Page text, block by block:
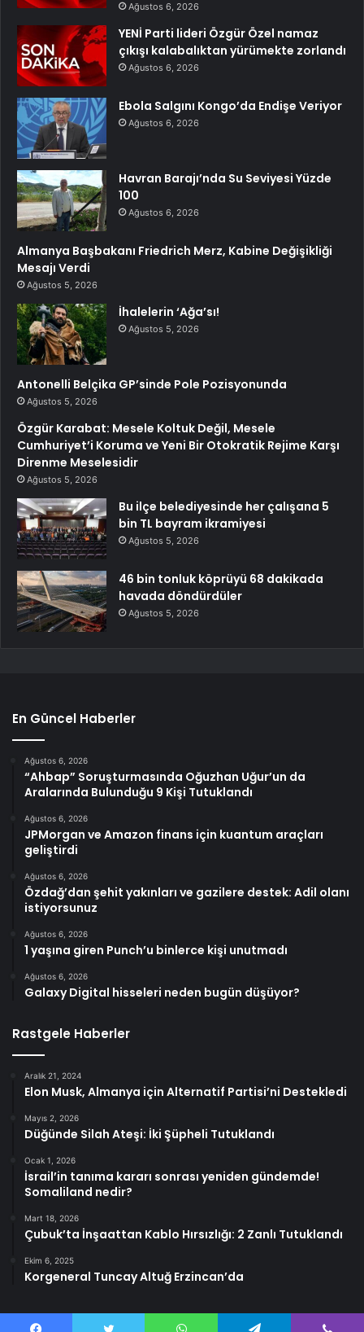
Ağustos 6, 2026
YENİ Parti lideri Özgür Özel namaz
çıkışı kalabalıktan yürümekte zorlandı
Ağustos 6, 2026
Ebola Salgını Kongo’da Endişe Veriyor
Ağustos 6, 2026
Havran Barajı’nda Su Seviyesi Yüzde
100
Ağustos 6, 2026
Almanya Başbakanı Friedrich Merz, Kabine Değişikliği
Mesajı Verdi
Ağustos 5, 2026
İhalelerin ‘Ağa’sı!
Ağustos 5, 2026
Antonelli Belçika GP’sinde Pole Pozisyonunda
Ağustos 5, 2026
Özgür Karabat: Mesele Koltuk Değil, Mesele
Cumhuriyet’i Koruma ve Yeni Bir Otokratik Rejime Karşı
Direnme Meselesidir
Ağustos 5, 2026
Bu ilçe belediyesinde her çalışana 5
bin TL bayram ikramiyesi
Ağustos 5, 2026
46 bin tonluk köprüyü 68 dakikada
havada döndürdüler
Ağustos 5, 2026
En Güncel Haberler
Ağustos 6, 2026
“Ahbap” Soruşturmasında Oğuzhan Uğur’un da
Aralarında Bulunduğu 9 Kişi Tutuklandı
Ağustos 6, 2026
JPMorgan ve Amazon finans için kuantum araçları
geliştirdi
Ağustos 6, 2026
Özdağ’dan şehit yakınları ve gazilere destek: Adil olanı
istiyorsunuz
Ağustos 6, 2026
1 yaşına giren Punch’u binlerce kişi unutmadı
Ağustos 6, 2026
Galaxy Digital hisseleri neden bugün düşüyor?
Rastgele Haberler
Aralık 21, 2024
Elon Musk, Almanya için Alternatif Partisi’ni Destekledi
Mayıs 2, 2026
Düğünde Silah Ateşi: İki Şüpheli Tutuklandı
Ocak 1, 2026
İsrail’in tanıma kararı sonrası yeniden gündemde!
Somaliland nedir?
Mart 18, 2026
Çubuk’ta İnşaattan Kablo Hırsızlığı: 2 Zanlı Tutuklandı
Ekim 6, 2025
Korgeneral Tuncay Altuğ Erzincan’da